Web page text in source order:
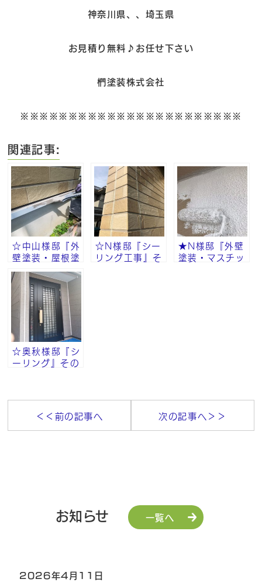
神奈川県、、埼玉県
お見積り無料♪お任せ下さい
椚塗装株式会社
※※※※※※※※※※※※※※※※※※※※※※※
関連記事:
☆中山様邸『外
壁塗装・屋根塗
装・付帯部塗
装』その⑧
☆N様邸『シー
リング工事』そ
★N様邸『外壁
塗装・マスチッ
☆奥秋様邸『シ
ーリング』その
＜＜前の記事へ 次の記事へ＞＞
お知らせ 一覧へ
2026年4月11日